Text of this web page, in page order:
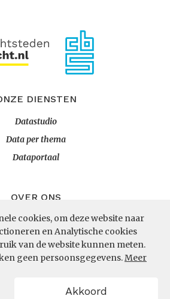
cookies, om deze website naar
en Analytische cookies
van de website kunnen meten.
geen persoonsgegevens.Meer
Akkoord
DIENSTEN
Datastudio
Data per thema
Dataportaal
OVER ONS
InZicht
Contact